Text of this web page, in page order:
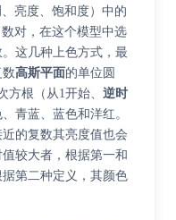
亮度、饱和度）中的
对，在这个模型中选
这几种上色方式，最
高斯平面的单位圆
方根（从1开始、 逆时
青蓝、蓝色和洋红。
的复数其亮度值也会
较大者，根据第一和
第二种定义，其颜色